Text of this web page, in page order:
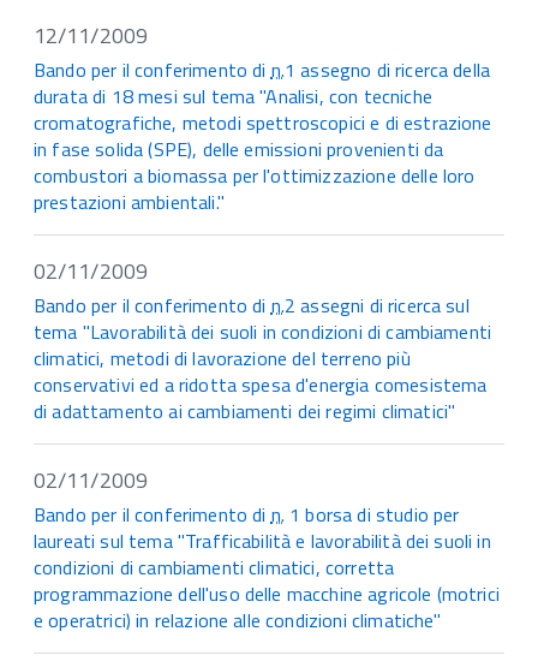
12/11/2009
Bando per il conferimento di n.1 assegno di ricerca della
durata di 18 mesi sul tema "Analisi, con tecniche
cromatografiche, metodi spettroscopici e di estrazione
in fase solida (SPE), delle emissioni provenienti da
combustori a biomassa per l'ottimizzazione delle loro
prestazioni ambientali."
02/11/2009
Bando per il conferimento di n.2 assegni di ricerca sul
tema "Lavorabilità dei suoli in condizioni di cambiamenti
climatici, metodi di lavorazione del terreno più
conservativi ed a ridotta spesa d'energia comesistema
di adattamento ai cambiamenti dei regimi climatici"
02/11/2009
Bando per il conferimento di n. 1 borsa di studio per
laureati sul tema "Trafficabilità e lavorabilità dei suoli in
condizioni di cambiamenti climatici, corretta
programmazione dell'uso delle macchine agricole (motrici
e operatrici) in relazione alle condizioni climatiche"